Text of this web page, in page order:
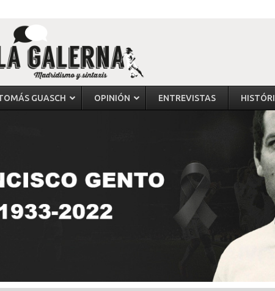
GUASCH OPINIÓN ENTREVISTAS